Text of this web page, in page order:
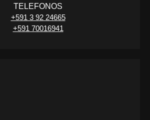
TELEFONOS
+591 3 92 24665
+591 70016941